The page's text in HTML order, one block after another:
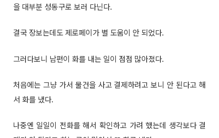
을 대부분 성동구로 보러 다닌다.
결국 장보는데도 제로페이가 별 도움이 안 되었다.
그러다보니 남편이 화를 내는 일이 점점 많아졌다.
처음에는 그냥 가서 물건을 사고 결제하려고 보니 안 된다고 해
서 화를 냈다.
나중엔 일일이 전화를 해서 확인하고 가려 했는데 생각보다 결